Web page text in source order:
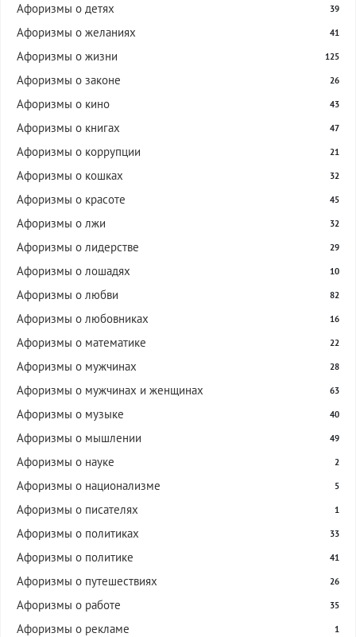
Афоризмы о детях 39
Афоризмы о желаниях 41
Афоризмы о жизни 125
Афоризмы о законе 26
Афоризмы о кино 43
Афоризмы о книгах 47
Афоризмы о коррупции 21
Афоризмы о кошках 32
Афоризмы о красоте 45
Афоризмы о лжи 32
Афоризмы о лидерстве 29
Афоризмы о лошадях 10
Афоризмы о любви 82
Афоризмы о любовниках 16
Афоризмы о математике 22
Афоризмы о мужчинах 28
Афоризмы о мужчинах и женщинах 63
Афоризмы о музыке 40
Афоризмы о мышлении 49
Афоризмы о науке 2
Афоризмы о национализме 5
Афоризмы о писателях 1
Афоризмы о политиках 33
Афоризмы о политике 41
Афоризмы о путешествиях 26
Афоризмы о работе 35
Афоризмы о рекламе 1